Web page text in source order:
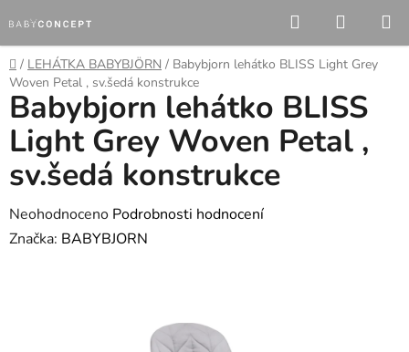
na
obsah
Hledat
KOŠÍK
Domů
/ LEHÁTKA BABYBJÖRN / Babybjorn lehátko BLISS Light Grey
Woven Petal , sv.šedá konstrukce
Babybjorn lehátko BLISS
Light Grey Woven Petal ,
sv.šedá konstrukce
Průměrné
hodnocení
Neohodnoceno Podrobnosti hodnocení
Značka: BABYBJORN